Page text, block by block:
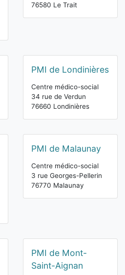
76580 Le Trait
PMI de Londinières
Centre médico-social
34 rue de Verdun
76660 Londinières
PMI de Malaunay
Centre médico-social
3 rue Georges-Pellerin
76770 Malaunay
PMI de Mont-
Saint-Aignan